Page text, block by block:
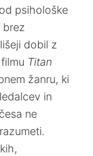
psihološke
brez
dobil z
Titan
žanru, ki
in
ne